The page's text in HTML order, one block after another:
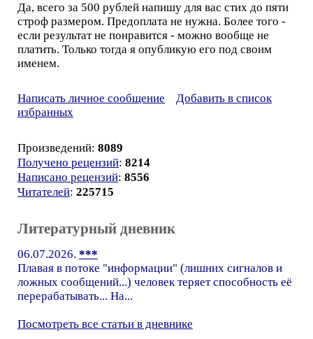
Да, всего за 500 рублей напишу для вас стих до пяти
строф размером. Предоплата не нужна. Более того -
если результат не понравится - можно вообще не
платить. Только тогда я опубликую его под своим
именем.
Написать личное сообщение
Добавить в список
избранных
Произведений: 8089
Получено рецензий: 8214
Написано рецензий: 8556
Читателей: 225715
Литературный дневник
06.07.2026. ***
Плавая в потоке "информации" (лишних сигналов и
ложных сообщений...) человек теряет способность её
перерабатывать... На...
Посмотреть все статьи в дневнике